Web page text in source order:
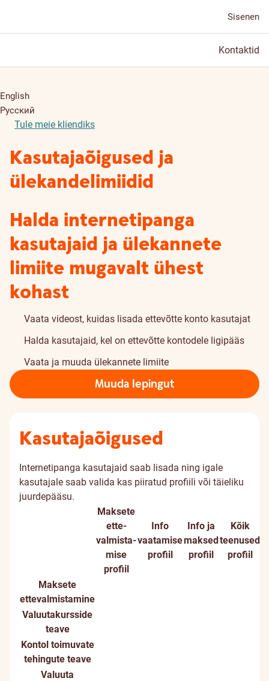
Sisenen
Kontaktid
English
Русский
Tule meie kliendiks
Kasutajaõigused ja
ülekandelimiidid
Halda internetipanga
kasutajaid ja ülekannete
limiite mugavalt ühest
kohast
Vaata videost, kuidas lisada ettevõtte konto kasutajat
Halda kasutajaid, kel on ettevõtte kontodele ligipääs
Vaata ja muuda ülekannete limiite
Muuda lepingut
Kasutajaõigused
Internetipanga kasutajaid saab lisada ning igale
kasutajale saab valida kas piiratud profiili või täieliku
juurdepääsu.
Maksete
ette­
valmista­
mise
profiil
Info
vaatamise
profiil
Info ja
maksed
profiil
Kõik
teenused
profiil
Maksete
ettevalmistamine
Valuutakursside
teave
Kontol toimuvate
tehingute teave
Valuuta